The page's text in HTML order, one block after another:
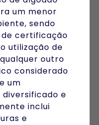
um menor
sendo
certificação
utilização de
outro
considerado
um
e
inclui
e